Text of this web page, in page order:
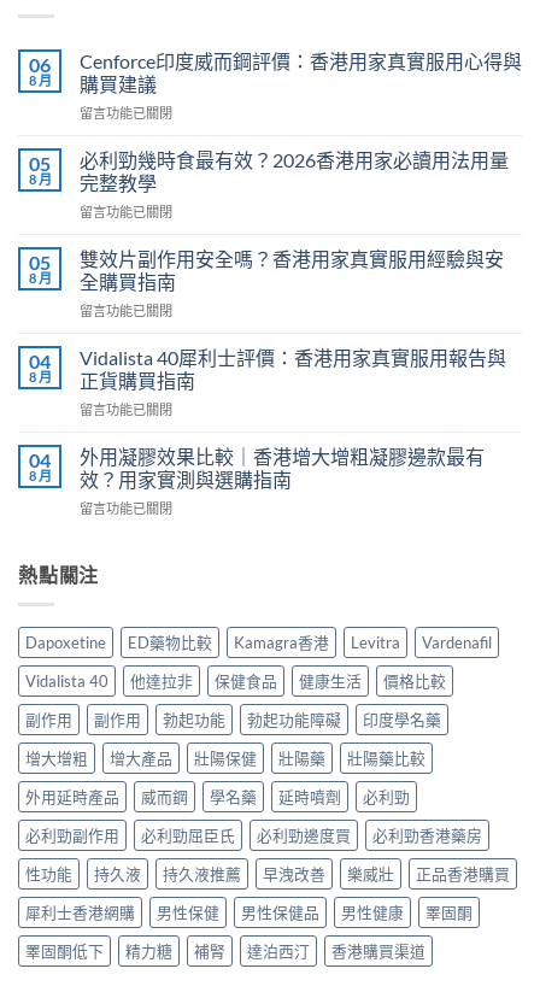
06
8 月
Cenforce印度威而鋼評價：香港用家真實服用心得與
購買建議
在
印
度
威
而
評
價：
港
家
真
服
心
得
與
建
議〉
留言功能已關閉
05
8 月
必利勁幾時食最有效？2026香港用家必讀用法用量
完整教學
在
利
勁
幾
時
最
有
效？
2026
港
用
必
法
完
整
教
學〉
留言功能已關閉
05
8 月
雙效片副作用安全嗎？香港用家真實服用經驗與安
全購買指南
在
效
片
副
作
安
全
嗎？
香
家
服
用
經
驗
安
全
購
買
指
南〉
中
留言功能已關閉
04
8 月
Vidalista 40犀利士評價：香港用家真實服用報告與
正貨購買指南
在
40
犀
利
士
香
家
真
服
報
告
與
正
貨
購
買
南〉
中
留言功能已關閉
04
8 月
外用凝膠效果比較｜香港增大增粗凝膠邊款最有
效？用家實測與選購指南
在
凝
膠
果
比
較
｜
香
港
增
大
增
粗
凝
膠
款
最
有
效？
留言功能已關閉
熱點關注
Dapoxetine ED藥物比較 Kamagra香港 Levitra
Vardenafil
Vidalista 40
他達拉非 保健食品 健康生活
價格比較
副作用
副作用 勃起功能 勃起功能障礙
印度學名藥
增大增粗
增大產品 壯陽保健 壯陽藥
壯陽藥比較
外用延時產品
威而鋼 學名藥 延時噴劑
必利勁
必利勁副作用
必利勁屈臣氏 必利勁邊度買
必利勁香港藥房
性功能
持久液 持久液推薦 早洩改善 樂威壯
正品香港購買
犀利士香港網購
男性保健 男性保健品 男性健康
睪固酮
睪固酮低下
精力糖 補腎 達泊西汀 香港購買渠道